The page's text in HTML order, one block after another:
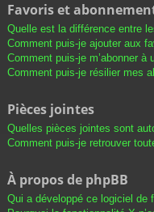
Favoris et
Quelle est la différence entre
Comment puis-je ajouter aux
Comment puis-je m’abonner à
Comment puis-je résilier mes
Pièces jointes
Quelles pièces jointes sont
Comment puis-je retrouver
À propos de phpBB
Qui a développé ce logiciel de